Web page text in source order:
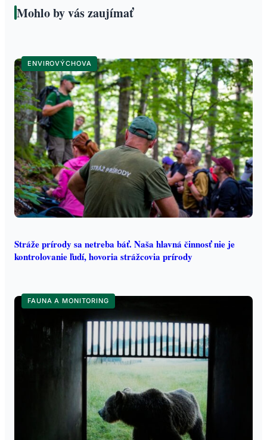
Mohlo by vás zaujímať
ENVIROVÝCHOVA
Stráže prírody sa netreba báť. Naša hlavná činnosť nie je
kontrolovanie ľudí, hovoria strážcovia prírody
FAUNA A MONITORING